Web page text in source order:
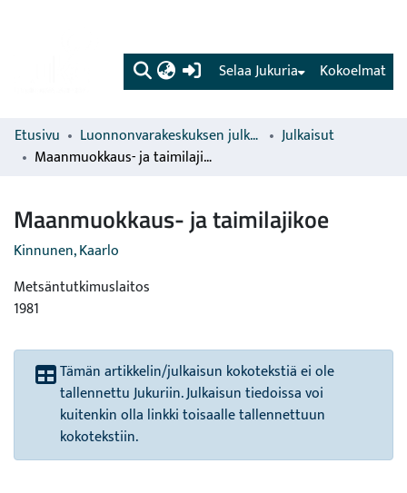
(current) Kokoelmat
Selaa Jukuria
Etusivu Luonnonvarakeskuksen julkaisut
Julkaisut
Maanmuokkaus- ja taimilajikoe
Maanmuokkaus- ja taimilajikoe
Kinnunen, Kaarlo
Metsäntutkimuslaitos
1981
Tämän artikkelin/julkaisun kokotekstiä ei ole
tallennettu Jukuriin. Julkaisun tiedoissa voi
kuitenkin olla linkki toisaalle tallennettuun
kokotekstiin.